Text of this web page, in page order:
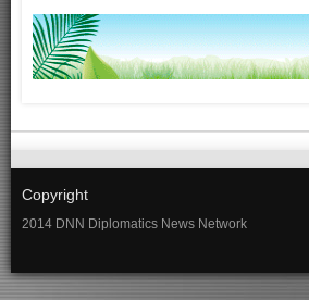
Copyright
2014 DNN Diplomatics News Network